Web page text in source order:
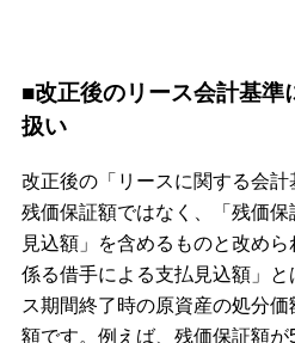
■改正後のリース会計基準
扱い
改正後の「リースに関する会
残価保証額ではなく、「残価
見込額」を含めるものと改め
係る借手による支払見込額」
ス期間終了時の原資産の処分
額です。例えば、残価保証額